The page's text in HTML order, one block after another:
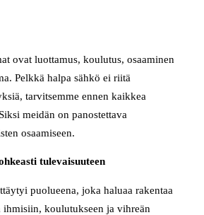
ovat luottamus, koulutus, osaaminen
Pelkkä halpa sähkö ei riitä
tarvitsemme ennen kaikkea
meidän on panostettava
osaamiseen.
tulevaisuuteen
puolueena, joka haluaa rakentaa
ihmisiin, koulutukseen ja vihreän